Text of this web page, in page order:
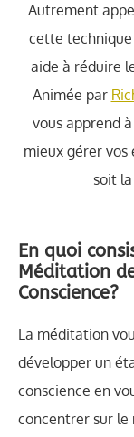
Autrement
cette
aide à réduire
Animée par
vous apprend
mieux gérer vos
soit
En quoi
Méditation
Conscience?
La méditation
développer un
conscience en
concentrer sur le